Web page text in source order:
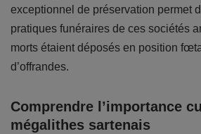
exceptionnel de préservation permet
pratiques funéraires de ces sociétés
morts étaient déposés en position
d’offrandes.
Comprendre l’importance
mégalithes sartenais